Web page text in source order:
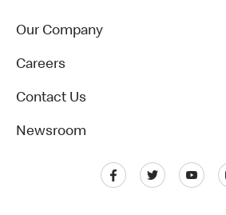
Our Company
Careers
Contact Us
Newsroom